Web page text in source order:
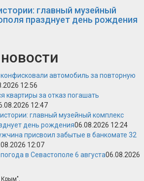
главный музейный
празднует день рождения
автомобиль за повторную
12:56
квартиры за отказ погашать
12:47
главный музейный комплекс
день рождения06.08.2026 12:24
присвоил забытые в банкомате 32
12:07
в Севастополе 6 августа06.08.2026
Крым".